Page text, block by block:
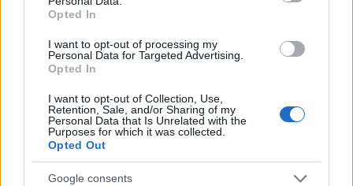
Opted In
I want to opt-out of processing my
Personal Data for Targeted Advertising.
Opted In
I want to opt-out of Collection, Use,
Retention, Sale, and/or Sharing of my
Personal Data that Is Unrelated with the
Purposes for which it was collected.
Opted Out
Google consents
Kecskeméten is szakirányú továbbképzésekkel erősít a
Gál Ferenc Egyetem
Országos hírek